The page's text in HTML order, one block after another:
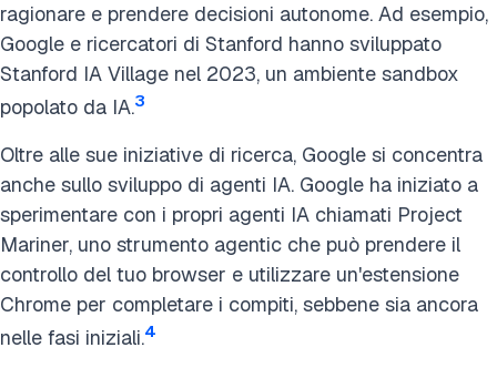
ragionare e prendere decisioni autonome. Ad esempio,
Google e ricercatori di Stanford hanno sviluppato
Stanford IA Village nel 2023, un ambiente sandbox
popolato da IA.3
Oltre alle sue iniziative di ricerca, Google si concentra
anche sullo sviluppo di agenti IA. Google ha iniziato a
sperimentare con i propri agenti IA chiamati Project
Mariner, uno strumento agentic che può prendere il
controllo del tuo browser e utilizzare un'estensione
Chrome per completare i compiti, sebbene sia ancora
nelle fasi iniziali.4